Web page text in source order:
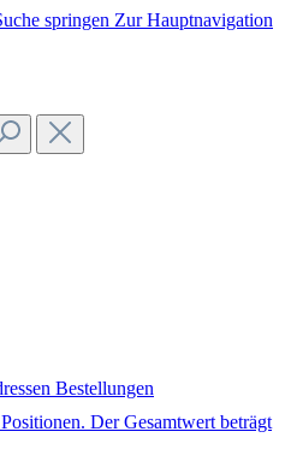
springen Zur Hauptnavigation
Bestellungen
Der Gesamtwert beträgt